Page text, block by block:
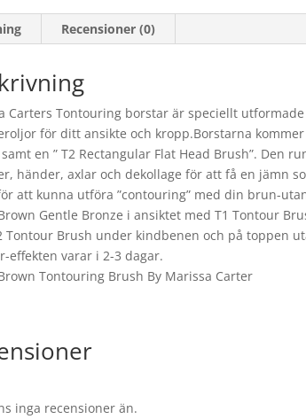
Recensioner (0)
Carters Tontouring borstar är speciellt
för ditt ansikte och kropp.Borstarna
samt en ” T2 Rectangular Flat Head Brush”. Den
händer, axlar och dekollage för att få en jämn
att kunna utföra ”contouring” med din brun-
Gentle Bronze i ansiktet med T1 Tontour
Tontour Brush under kindbenen och på toppen
effekten varar i 2-3 dagar.
Tontouring Brush By Marissa Carter
inga recensioner än.